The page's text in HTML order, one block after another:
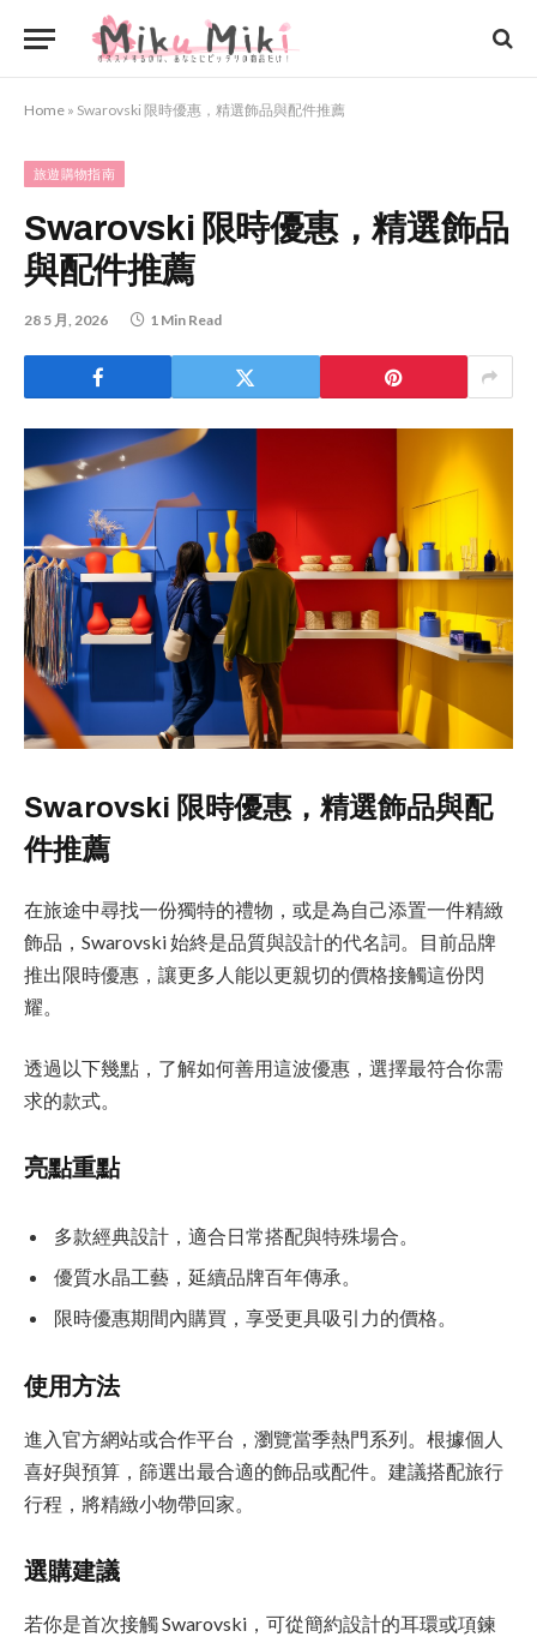
Home » Swarovski 限時優惠，精選飾品與配件推薦
旅遊購物指南
Swarovski 限時優惠，精選飾品
與配件推薦
28 5 月, 2026 1 Min Read
Swarovski 限時優惠，精選飾品與配
件推薦
在旅途中尋找一份獨特的禮物，或是為自己添置一件精緻
飾品，Swarovski 始終是品質與設計的代名詞。目前品牌
推出限時優惠，讓更多人能以更親切的價格接觸這份閃
耀。
透過以下幾點，了解如何善用這波優惠，選擇最符合你需
求的款式。
亮點重點
多款經典設計，適合日常搭配與特殊場合。
優質水晶工藝，延續品牌百年傳承。
限時優惠期間內購買，享受更具吸引力的價格。
使用方法
進入官方網站或合作平台，瀏覽當季熱門系列。根據個人
喜好與預算，篩選出最合適的飾品或配件。建議搭配旅行
行程，將精緻小物帶回家。
選購建議
若你是首次接觸 Swarovski，可從簡約設計的耳環或項鍊